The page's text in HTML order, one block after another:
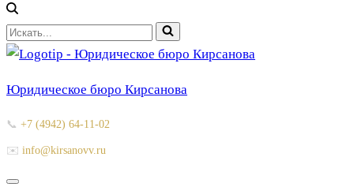
Искать...
Юридическое бюро Кирсанова
📞 +7 (4942) 64-11-02
✉️ info@kirsanovv.ru